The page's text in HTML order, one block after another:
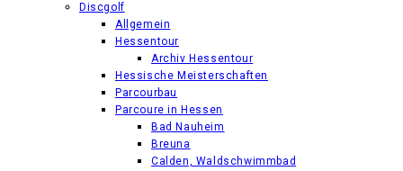
Discgolf
Allgemein
Hessentour
Archiv Hessentour
Hessische Meisterschaften
Parcourbau
Parcoure in Hessen
Bad Nauheim
Breuna
Calden, Waldschwimmbad